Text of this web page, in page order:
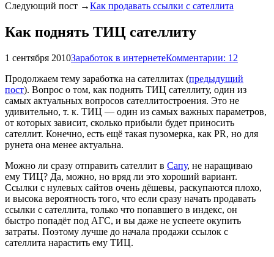
Следующий пост →Как продавать ссылки с сателлита
Как поднять ТИЦ сателлиту
1 сентября 2010Заработок в интернетеКомментарии: 12
Продолжаем тему заработка на сателлитах (предыдущий
пост). Вопрос о том, как поднять ТИЦ сателлиту, один из
самых актуальных вопросов сателлитостроения. Это не
удивительно, т. к. ТИЦ — один из самых важных параметров,
от которых зависит, сколько прибыли будет приносить
сателлит. Конечно, есть ещё такая пузомерка, как PR, но для
рунета она менее актуальна.
Можно ли сразу отправить сателлит в Сапу, не наращиваю
ему ТИЦ? Да, можно, но вряд ли это хороший вариант.
Ссылки с нулевых сайтов очень дёшевы, раскупаются плохо,
и высока вероятность того, что если сразу начать продавать
ссылки с сателлита, только что попавшего в индекс, он
быстро попадёт под АГС, и вы даже не успеете окупить
затраты. Поэтому лучше до начала продажи ссылок с
сателлита нарастить ему ТИЦ.